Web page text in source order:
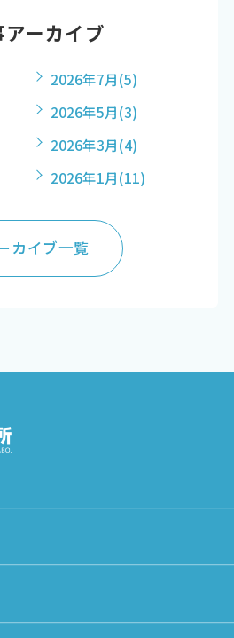
ーカイブ
2026年7月(5)
2026年5月(3)
2026年3月(4)
2026年1月(11)
カイブ一覧